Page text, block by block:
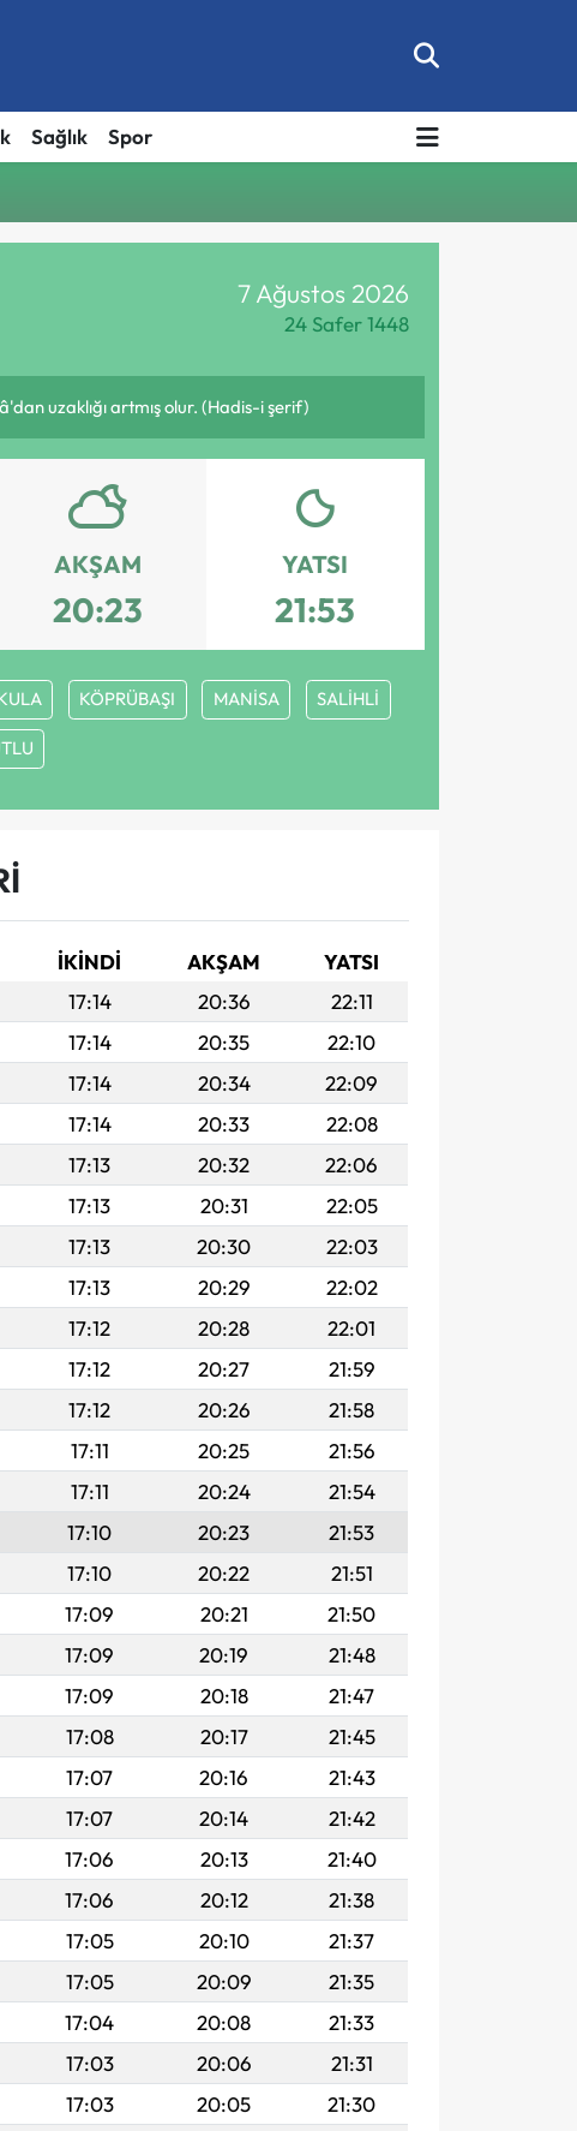
Sağlık Spor
7 Ağustos 2026
24 Safer 1448
uzaklığı artmış olur. (Hadis-i şerif)
AKŞAM
20:23
YATSI
21:53
KÖPRÜBAŞI MANİSA SALİHLİ
İKINDI AKŞAM
YATSI
17:14 20:36
22:11
17:14 20:35
22:10
17:14 20:34
22:09
17:14 20:33
22:08
17:13 20:32
22:06
17:13 20:31
22:05
17:13 20:30
22:03
17:13 20:29
22:02
17:12 20:28
22:01
17:12 20:27
21:59
17:12 20:26
21:58
17:11 20:25
21:56
17:11 20:24
21:54
17:10 20:23
21:53
17:10 20:22
21:51
17:09 20:21
21:50
17:09 20:19
21:48
17:09 20:18
21:47
17:08 20:17
21:45
17:07 20:16
21:43
17:07 20:14
21:42
17:06 20:13
21:40
17:06 20:12
21:38
17:05 20:10
21:37
17:05 20:09
21:35
17:04 20:08
21:33
17:03 20:06
21:31
17:03 20:05
21:30